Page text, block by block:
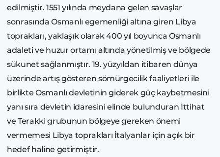
edilmiştir. 1551 yılında meydana gelen savaşlar
sonrasında Osmanlı egemenliği altına giren Libya
toprakları, yaklaşık olarak 400 yıl boyunca Osmanlı
adaleti ve huzur ortamı altında yönetilmiş ve bölgede
sükunet sağlanmıştır. 19. yüzyıldan itibaren dünya
üzerinde artış gösteren sömürgecilik faaliyetleri ile
birlikte Osmanlı devletinin giderek güç kaybetmesini
yanı sıra devletin idaresini elinde bulunduran İttihat
ve Terakki grubunun bölgeye gereken önemi
vermemesi Libya toprakları İtalyanlar için açık bir
hedef haline getirmiştir.